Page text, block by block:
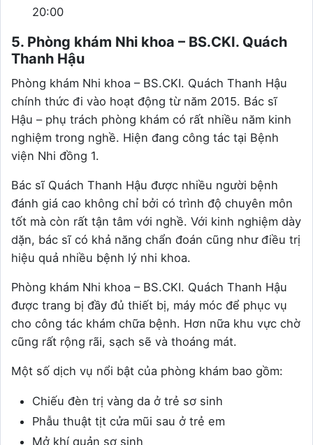
20:00
5. Phòng khám Nhi khoa – BS.CKI. Quách
Thanh Hậu
Phòng khám Nhi khoa – BS.CKI. Quách Thanh Hậu
chính thức đi vào hoạt động từ năm 2015. Bác sĩ
Hậu – phụ trách phòng khám có rất nhiều năm kinh
nghiệm trong nghề. Hiện đang công tác tại Bệnh
viện Nhi đồng 1.
Bác sĩ Quách Thanh Hậu được nhiều người bệnh
đánh giá cao không chỉ bởi có trình độ chuyên môn
tốt mà còn rất tận tâm với nghề. Với kinh nghiệm dày
dặn, bác sĩ có khả năng chẩn đoán cũng như điều trị
hiệu quả nhiều bệnh lý nhi khoa.
Phòng khám Nhi khoa – BS.CKI. Quách Thanh Hậu
được trang bị đầy đủ thiết bị, máy móc để phục vụ
cho công tác khám chữa bệnh. Hơn nữa khu vực chờ
cũng rất rộng rãi, sạch sẽ và thoáng mát.
Một số dịch vụ nổi bật của phòng khám bao gồm:
Chiếu đèn trị vàng da ở trẻ sơ sinh
Phẫu thuật tịt cửa mũi sau ở trẻ em
Mở khí quản sơ sinh